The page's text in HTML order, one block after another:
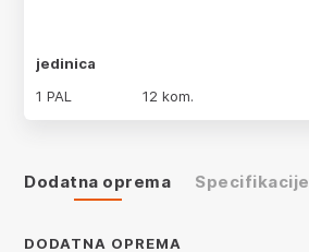
jedinica
1 PAL
12 kom.
Dodatna oprema Specifikacije
DODATNA OPREMA